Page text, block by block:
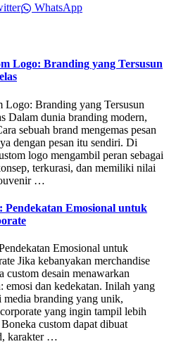
WhatsApp
Logo: Branding yang Tersusun
Logo: Branding yang Tersusun
Dalam dunia branding modern,
sebuah brand mengemas pesan
dengan pesan itu sendiri. Di
logo mengambil peran sebagai
terkurasi, dan memiliki nilai
…
Pendekatan Emosional untuk
Emosional untuk
Jika kebanyakan merchandise
custom desain menawarkan
emosi dan kedekatan. Inilah yang
media branding yang unik,
yang ingin tampil lebih
custom dapat dibuat
karakter …